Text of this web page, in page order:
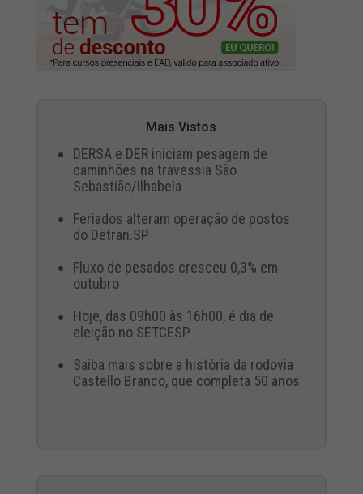
Mais Vistos
DERSA e DER iniciam pesagem de
caminhões na travessia São
Sebastião/Ilhabela
Feriados alteram operação de postos
do Detran.SP
Fluxo de pesados cresceu 0,3% em
outubro
Hoje, das 09h00 às 16h00, é dia de
eleição no SETCESP
Saiba mais sobre a história da rodovia
Castello Branco, que completa 50 anos